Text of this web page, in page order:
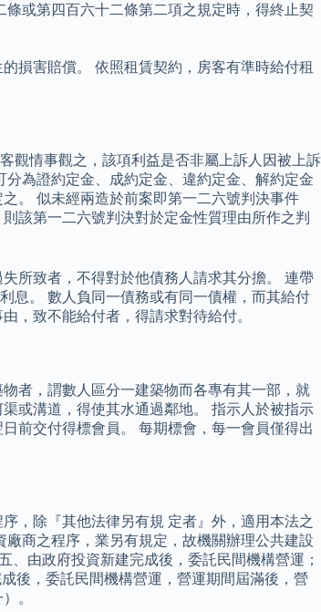
或第四百六十二條第二項之規定時，得終止契
損害賠償。 依照租賃契約，房客有準時給付租
觀情事觀之，該項利益是否非屬上訴人因被上訴
為證約定金、成約定金、違約定金、解約定金
。 似未經兩造於前案即第一二六號判決事件
該第一二六號判決對於定金性質理由所作之判
所致者，不得對於他債務人請求其分擔。 連帶
息。 數人負同一債務或有同一債權，而其給付
，致不能給付者，得請求對待給付。
者，謂數人區分一建築物而各專有其一部，就
或溝道，得使其水通過鄰地。 指示人於被指示
前交付得標會員。 每期標會，每一會員僅得出
，除『其他法律另有規 定者』外，適用本法之
商之程序，業另有規定，故機關辦理公共建設
由政府投資新建完成後，委託民間機構營運；
後，委託民間機構營運，營運期間屆滿後，營
。